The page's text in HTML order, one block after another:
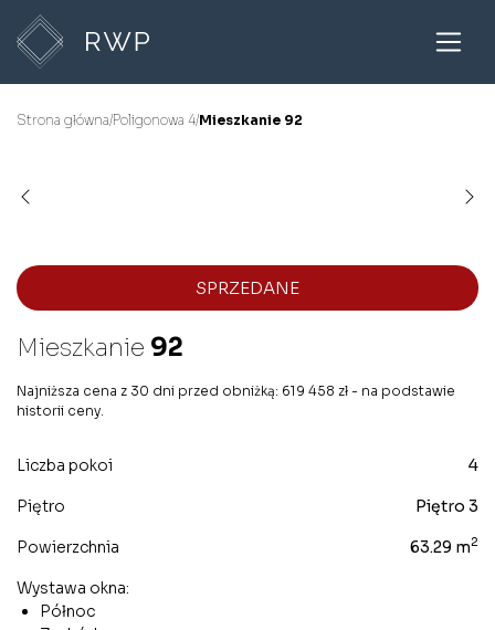
Strona główna/Poligonowa 4/Mieszkanie 92
SPRZEDANE
Mieszkanie 92
Najniższa cena z 30 dni przed obniżką: 619 458 zł - na podstawie
historii ceny.
Liczba pokoi 4
Piętro Piętro 3
Powierzchnia 63.29 m2
Wystawa okna:
Północ